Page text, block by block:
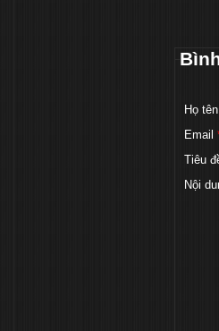
Họ tên
Email
Tiêu
Nội